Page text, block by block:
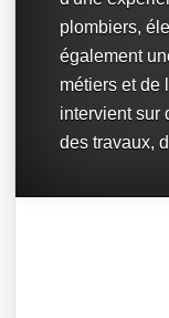
plombiers,
également
métiers et de
intervient sur
des travaux,